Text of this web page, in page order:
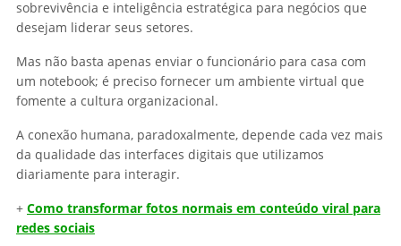
sobrevivência e inteligência estratégica para negócios que
desejam liderar seus setores.
Mas não basta apenas enviar o funcionário para casa com
um notebook; é preciso fornecer um ambiente virtual que
fomente a cultura organizacional.
A conexão humana, paradoxalmente, depende cada vez mais
da qualidade das interfaces digitais que utilizamos
diariamente para interagir.
+ Como transformar fotos normais em conteúdo viral para
redes sociais